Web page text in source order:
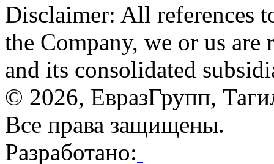
Disclaimer: All references
the Company, we or us
and its consolidated
© 2026, ЕвразГрупп,
Все права защищены.
Разработано: